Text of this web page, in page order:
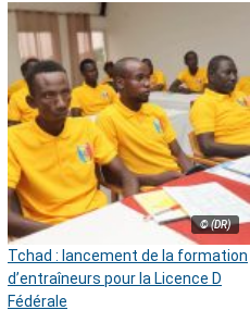
© (DR)
Tchad : lancement de la formation
d’entraîneurs pour la Licence D
Fédérale